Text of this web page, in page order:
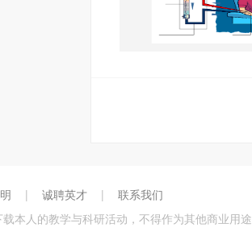
| 诚聘英才 |
联系我们
本人的教学与科研活动，不得作为其他商业用